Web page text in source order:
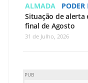
ALMADA PODER
Situação de alerta
final de Agosto
31 de Julho, 2026
PUB